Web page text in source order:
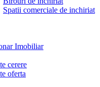
Spatii comerciale de inchiriat
Imobiliar
cerere
oferta